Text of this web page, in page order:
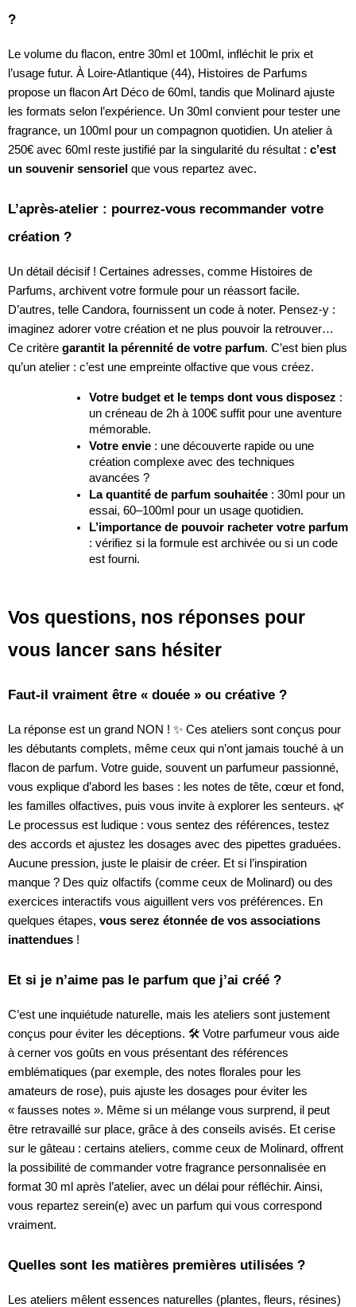
?
Le volume du flacon, entre 30ml et 100ml, infléchit le prix et
l’usage futur. À Loire-Atlantique (44), Histoires de Parfums
propose un flacon Art Déco de 60ml, tandis que Molinard ajuste
les formats selon l’expérience. Un 30ml convient pour tester une
fragrance, un 100ml pour un compagnon quotidien. Un atelier à
250€ avec 60ml reste justifié par la singularité du résultat : c’est
un souvenir sensoriel que vous repartez avec.
L’après-atelier : pourrez-vous recommander votre
création ?
Un détail décisif ! Certaines adresses, comme Histoires de
Parfums, archivent votre formule pour un réassort facile.
D’autres, telle Candora, fournissent un code à noter. Pensez-y :
imaginez adorer votre création et ne plus pouvoir la retrouver…
Ce critère garantit la pérennité de votre parfum. C’est bien plus
qu’un atelier : c’est une empreinte olfactive que vous créez.
Votre budget et le temps dont vous disposez :
un créneau de 2h à 100€ suffit pour une aventure
mémorable.
Votre envie : une découverte rapide ou une
création complexe avec des techniques
avancées ?
La quantité de parfum souhaitée : 30ml pour un
essai, 60–100ml pour un usage quotidien.
L’importance de pouvoir racheter votre parfum
: vérifiez si la formule est archivée ou si un code
est fourni.
Vos questions, nos réponses pour
vous lancer sans hésiter
Faut-il vraiment être « douée » ou créative ?
La réponse est un grand NON ! ✨ Ces ateliers sont conçus pour
les débutants complets, même ceux qui n’ont jamais touché à un
flacon de parfum. Votre guide, souvent un parfumeur passionné,
vous explique d’abord les bases : les notes de tête, cœur et fond,
les familles olfactives, puis vous invite à explorer les senteurs. 🌿
Le processus est ludique : vous sentez des références, testez
des accords et ajustez les dosages avec des pipettes graduées.
Aucune pression, juste le plaisir de créer. Et si l’inspiration
manque ? Des quiz olfactifs (comme ceux de Molinard) ou des
exercices interactifs vous aiguillent vers vos préférences. En
quelques étapes, vous serez étonnée de vos associations
inattendues !
Et si je n’aime pas le parfum que j’ai créé ?
C’est une inquiétude naturelle, mais les ateliers sont justement
conçus pour éviter les déceptions. 🛠️ Votre parfumeur vous aide
à cerner vos goûts en vous présentant des références
emblématiques (par exemple, des notes florales pour les
amateurs de rose), puis ajuste les dosages pour éviter les
« fausses notes ». Même si un mélange vous surprend, il peut
être retravaillé sur place, grâce à des conseils avisés. Et cerise
sur le gâteau : certains ateliers, comme ceux de Molinard, offrent
la possibilité de commander votre fragrance personnalisée en
format 30 ml après l’atelier, avec un délai pour réfléchir. Ainsi,
vous repartez serein(e) avec un parfum qui vous correspond
vraiment.
Quelles sont les matières premières utilisées ?
Les ateliers mêlent essences naturelles (plantes, fleurs, résines)